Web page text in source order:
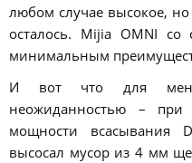
любом случае высокое,
осталось. Mijia OMNI со
минимальным
И вот что для
неожиданностью – при
мощности всасывания
высосал мусор из 4 мм